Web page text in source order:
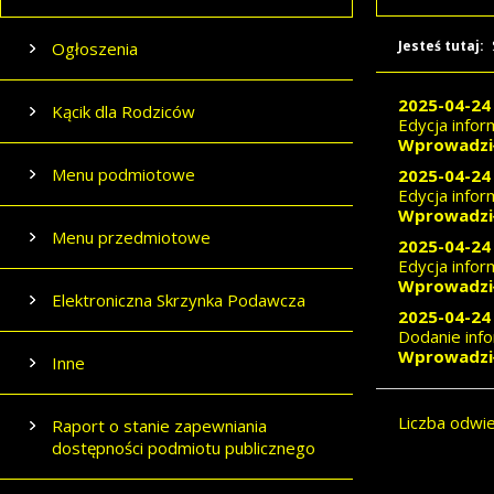
Ogłoszenia
Kącik dla Rodziców
Menu podmiotowe
Menu przedmiotowe
Elektroniczna Skrzynka Podawcza
Inne
Raport o stanie zapewniania
dostępności podmiotu publicznego
Jesteś tutaj:
2025-04-
Edycja
2025-04-
Edycja
2025-04-
Edycja
2025-04-
Dodanie
Liczba